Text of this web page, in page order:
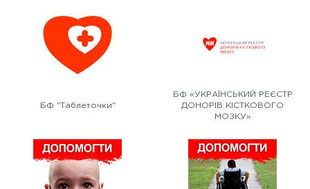
БФ "Таблеточки"
БФ «УКРАЇНСЬКИЙ РЕЄСТР
ДОНОРІВ КІСТКОВОГО
МОЗКУ»